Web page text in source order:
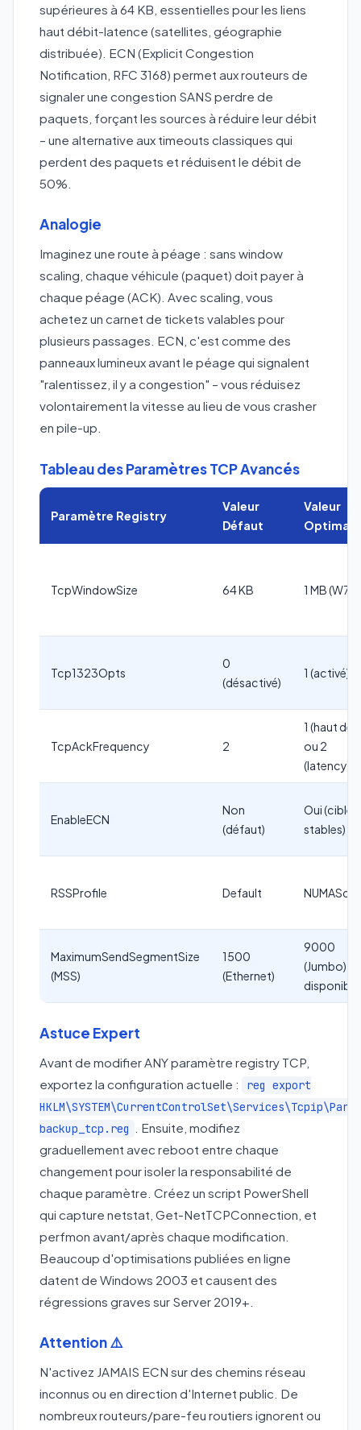
supérieures à 64 KB, essentielles pour les liens
haut débit-latence (satellites, géographie
distribuée). ECN (Explicit Congestion
Notification, RFC 3168) permet aux routeurs de
signaler une congestion SANS perdre de
paquets, forçant les sources à réduire leur débit
– une alternative aux timeouts classiques qui
perdent des paquets et réduisent le débit de
50%.
Analogie
Imaginez une route à péage : sans window
scaling, chaque véhicule (paquet) doit payer à
chaque péage (ACK). Avec scaling, vous
achetez un carnet de tickets valables pour
plusieurs passages. ECN, c'est comme des
panneaux lumineux avant le péage qui signalent
"ralentissez, il y a congestion" – vous réduisez
volontairement la vitesse au lieu de vous crasher
en pile-up.
Tableau des Paramètres TCP Avancés
Paramètre Registry
Valeur
Défaut
Valeur
Optimale
TcpWindowSize 64 KB 1 MB (W7+)
Tcp1323Opts
0
(désactivé)
1 (activé)
TcpAckFrequency 2
1 (haut
ou 2
(latency)
EnableECN
Non
(défaut)
Oui (cibles
stables)
RSSProfile Default
MaximumSendSegmentSize
(MSS)
1500
(Ethernet)
9000
(Jumbo) si
disponible
Astuce Expert
Avant de modifier ANY paramètre registry TCP,
exportez la configuration actuelle :
reg export
backup_tcp.reg
. Ensuite, modifiez
graduellement avec reboot entre chaque
changement pour isoler la responsabilité de
chaque paramètre. Créez un script PowerShell
qui capture netstat, Get-NetTCPConnection, et
perfmon avant/après chaque modification.
Beaucoup d'optimisations publiées en ligne
datent de Windows 2003 et causent des
régressions graves sur Server 2019+.
Attention ⚠️
N'activez JAMAIS ECN sur des chemins réseau
inconnus ou en direction d'Internet public. De
nombreux routeurs/pare-feu routiers ignorent ou